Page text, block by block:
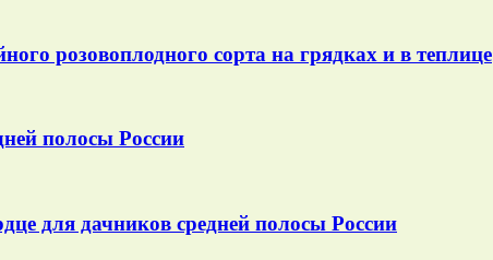
розовоплодного сорта на грядках и в теплице
полосы России
для дачников средней полосы России